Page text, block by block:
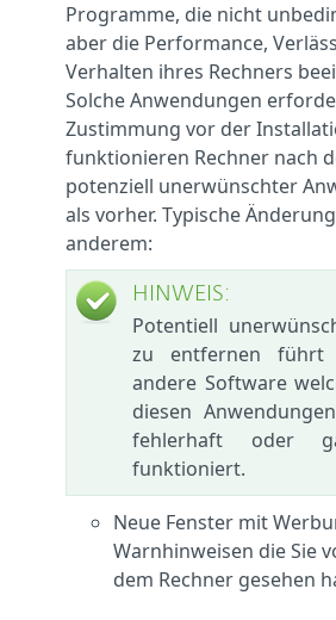
Programme, die nicht
aber die Performance,
Verhalten ihres Rechners
Solche Anwendungen
Zustimmung vor der
funktionieren Rechner nach
potenziell unerwünschter
als vorher. Typische
anderem:
HINWEIS:
Potentiell
zu entfernen führt
andere Software
diesen
fehlerhaft oder
funktioniert.
Neue Fenster mit
Warnhinweisen die Sie
dem Rechner gesehen